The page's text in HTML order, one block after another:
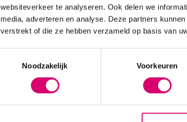
websiteverkeer te analyseren. Ook delen we
media, adverteren en analyse. Deze partners
verstrekt of die ze hebben verzameld op basis van
Noodzakelijk
Voorkeuren